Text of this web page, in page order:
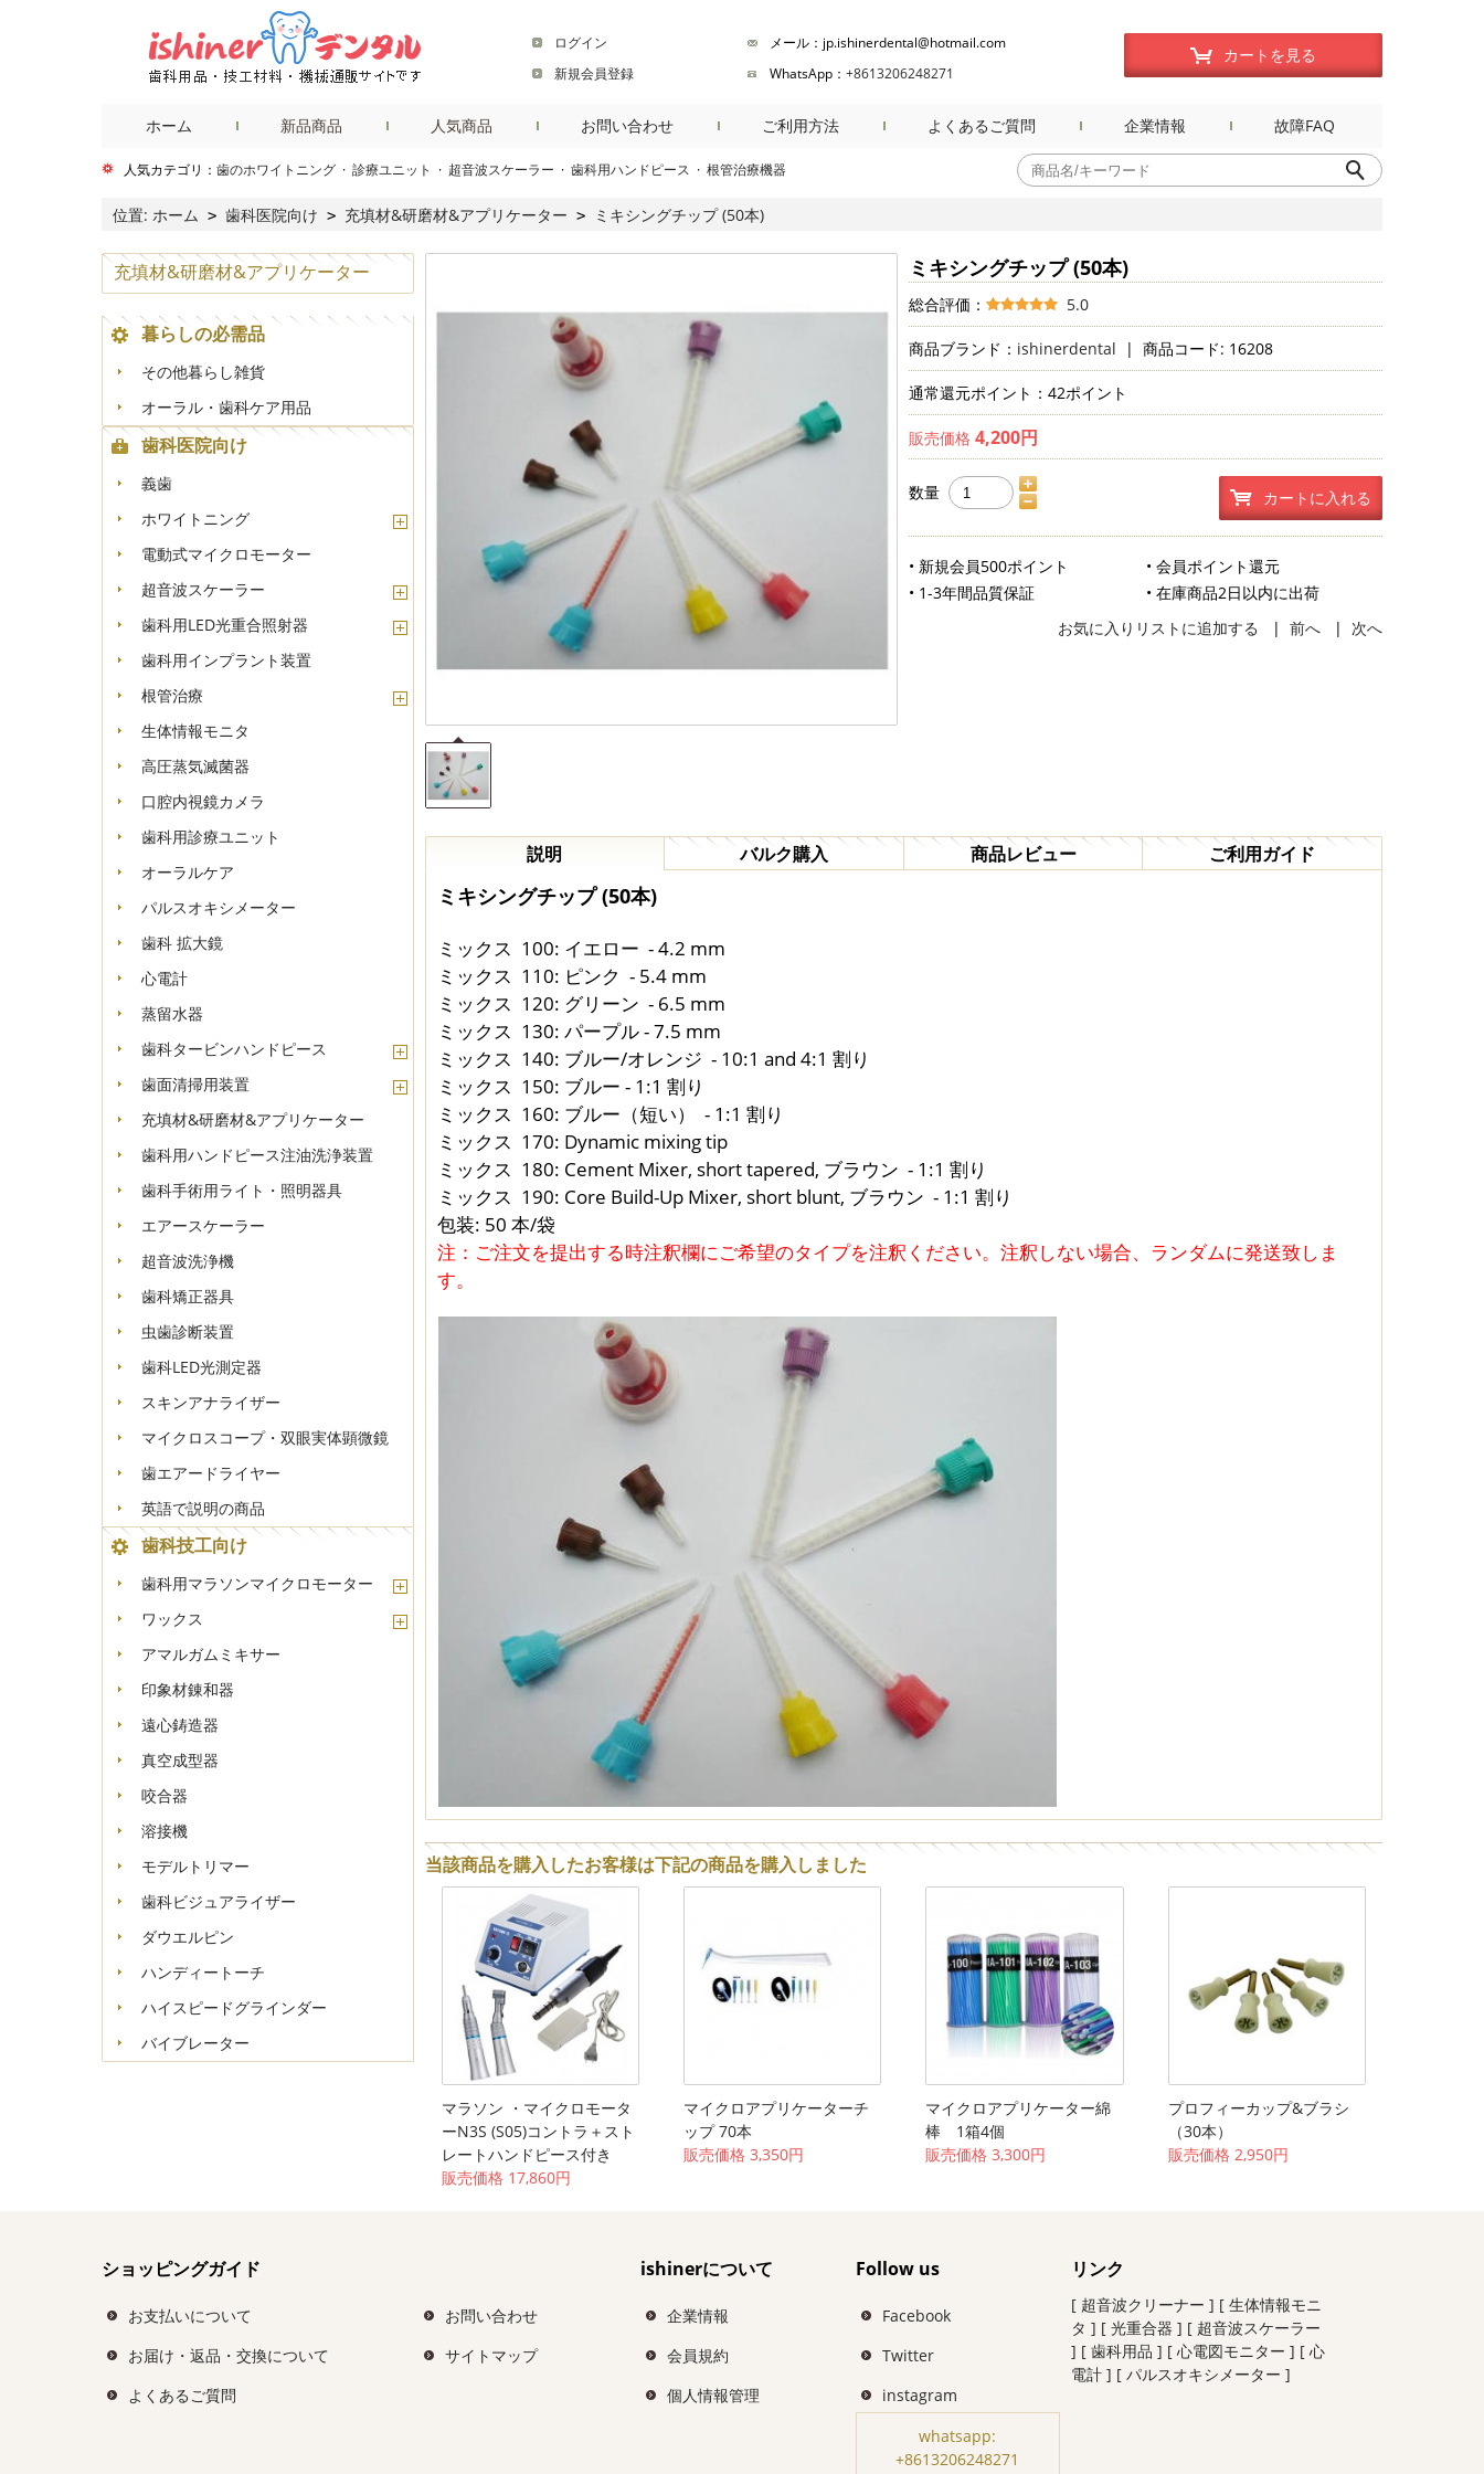
ログイン
新規会員登録
メール：jp.ishinerdental@hotmail.com
WhatsApp： +8613206248271
カートを見る
ホーム 新品商品 人気商品 お問い合わせ ご利用方法 よくあるご質問 企業情報 故障FAQ
人気カテゴリ： 歯のホワイトニング · 診療ユニット · 超音波スケーラー · 歯科用ハンドピース · 根管治療機器商品検索
位置: ホーム > 歯科医院向け > 充填材&研磨材&アプリケーター > ミキシングチップ (50本)
ミキシングチップ (50本)
総合評価： 5.0
商品ブランド： ishinerdental |商品コード: 16208
通常還元ポイント：42ポイント
販売価格4,200円
数量 カートに入れる
• 新規会員500ポイント
• 会員ポイント還元
• 1-3年間品質保証
• 在庫商品2日以内に出荷
お気に入りリストに追加する
| 前へ | 次へ
説明 バルク購入 商品レビュー ご利用ガイド
ミキシングチップ (50本)
ミックス 100: イエロー - 4.2 mm
ミックス 110: ピンク - 5.4 mm
ミックス 120: グリーン - 6.5 mm
ミックス 130: パープル - 7.5 mm
ミックス 140: ブルー/オレンジ - 10:1 and 4:1 割り
ミックス 150: ブルー - 1:1 割り
ミックス 160: ブルー（短い） - 1:1 割り
ミックス 170: Dynamic mixing tip
ミックス 180: Cement Mixer, short tapered, ブラウン - 1:1 割り
ミックス 190: Core Build-Up Mixer, short blunt, ブラウン - 1:1 割り
包装: 50 本/袋
注：ご注文を提出する時注釈欄にご希望のタイプを注釈ください。注釈しない場合、ランダムに発送致しま
す。
当該商品を購入したお客様は下記の商品を購入しました
マラソン ・マイクロモータ
ーN3S (S05)コントラ＋スト
レートハンドピース付き
販売価格 17,860円
マイクロアプリケーターチ
ップ 70本
販売価格 3,350円
マイクロアプリケーター綿
棒 1箱4個
販売価格 3,300円
プロフィーカップ&ブラシ
（30本）
販売価格 2,950円
充填材&研磨材&アプリケーター
暮らしの必需品
その他暮らし雑貨
オーラル・歯科ケア用品
歯科医院向け
義歯
ホワイトニング
電動式マイクロモーター
超音波スケーラー
歯科用LED光重合照射器
歯科用インプラント装置
根管治療
生体情報モニタ
高圧蒸気滅菌器
口腔内視鏡カメラ
歯科用診療ユニット
オーラルケア
パルスオキシメーター
歯科 拡大鏡
心電計
蒸留水器
歯科タービンハンドピース
歯面清掃用装置
充填材&研磨材&アプリケーター
歯科用ハンドピース注油洗浄装置
歯科手術用ライト・照明器具
エアースケーラー
超音波洗浄機
歯科矯正器具
虫歯診断装置
歯科LED光測定器
スキンアナライザー
マイクロスコープ・双眼実体顕微鏡
歯エアードライヤー
英語で説明の商品
歯科技工向け
歯科用マラソンマイクロモーター
ワックス
アマルガムミキサー
印象材錬和器
遠心鋳造器
真空成型器
咬合器
溶接機
モデルトリマー
歯科ビジュアライザー
ダウエルピン
ハンディートーチ
ハイスピードグラインダー
バイブレーター
ショッピングガイド
お支払いについて
お届け・返品・交換について
よくあるご質問
お問い合わせ
サイトマップ
ishinerについて
企業情報
会員規約
個人情報管理
Follow us
Facebook
Twitter
instagram
whatsapp:
+8613206248271
リンク
[ 超音波クリーナー ] [ 生体情報モニ
タ ] [ 光重合器 ] [ 超音波スケーラー
] [ 歯科用品 ] [ 心電図モニター ] [ 心
電計 ] [ パルスオキシメーター ]